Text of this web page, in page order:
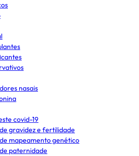
nasais
covid-19
gravidez e fertilidade
mapeamento genético
paternidade